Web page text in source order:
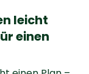
leicht
einen